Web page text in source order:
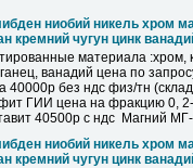
ниобий никель хром
кремний чугун цинк
материала :хром,
ванадий цена по
40000р без ндс физ/тн
ГИИ цена на фракцию 0,
40500р с ндс Магний
ниобий никель хром
кремний чугун цинк